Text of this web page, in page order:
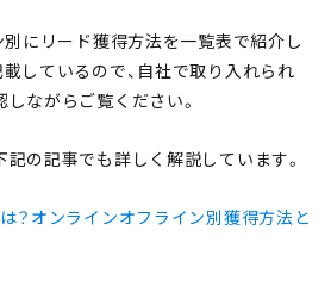
別にリード獲得方法を一覧表で紹介し
しているので、自社で取り入れられ
ながらご覧ください。
の記事でも詳しく解説しています。
？オンラインオフライン別獲得方法と